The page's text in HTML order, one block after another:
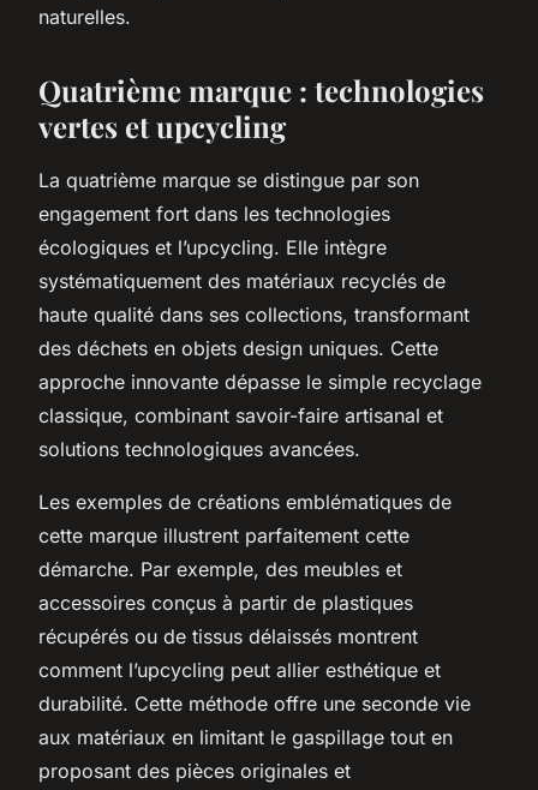
naturelles.
Quatrième marque : technologies
vertes et upcycling
La quatrième marque se distingue par son
engagement fort dans les technologies
écologiques et l’upcycling. Elle intègre
systématiquement des matériaux recyclés de
haute qualité dans ses collections, transformant
des déchets en objets design uniques. Cette
approche innovante dépasse le simple recyclage
classique, combinant savoir-faire artisanal et
solutions technologiques avancées.
Les exemples de créations emblématiques de
cette marque illustrent parfaitement cette
démarche. Par exemple, des meubles et
accessoires conçus à partir de plastiques
récupérés ou de tissus délaissés montrent
comment l’upcycling peut allier esthétique et
durabilité. Cette méthode offre une seconde vie
aux matériaux en limitant le gaspillage tout en
proposant des pièces originales et